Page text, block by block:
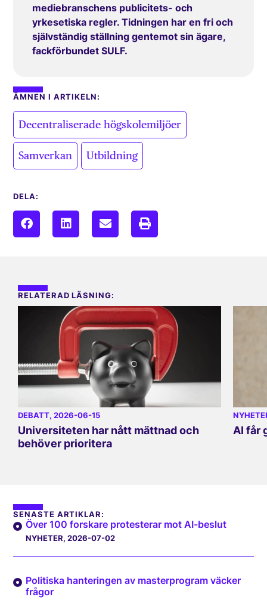
mediebranschens publicitets- och
yrkesetiska regler. Tidningen har en fri och
självständig ställning gentemot sin ägare,
fackförbundet SULF.
ÄMNEN I ARTIKELN:
Decentraliserade högskolemiljöer
Samverkan Utbildning
DELA:
RELATERAD LÄSNING:
DEBATT, 2026-06-15
Universiteten har nått mättnad och
behöver prioritera
AI får
SENASTE ARTIKLAR:
Över 100 forskare protesterar mot AI-beslut
NYHETER, 2026-07-02
Politiska hanteringen av masterprogram väcker
frågor